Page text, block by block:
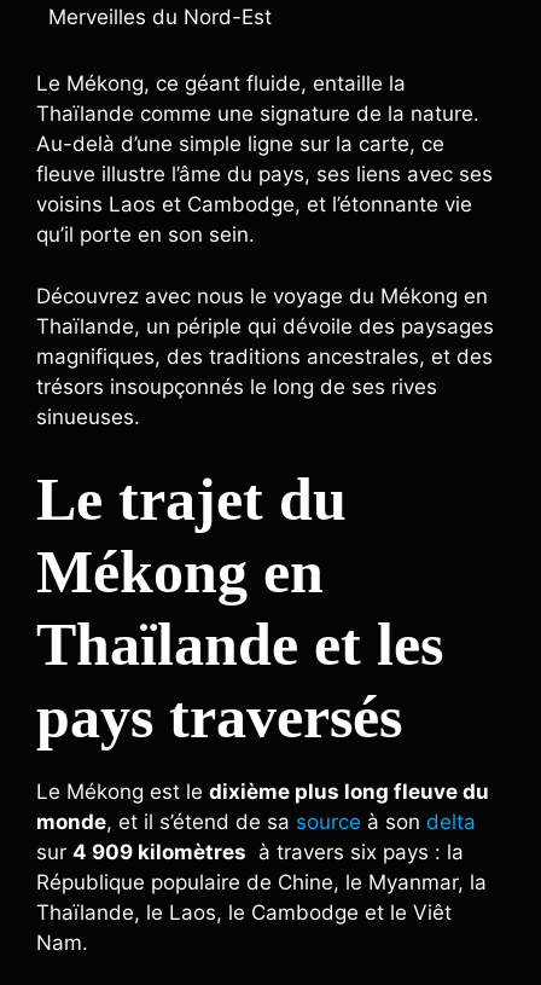
Merveilles du Nord-Est
Le Mékong, ce géant fluide, entaille la
Thaïlande comme une signature de la nature.
Au-delà d’une simple ligne sur la carte, ce
fleuve illustre l’âme du pays, ses liens avec ses
voisins Laos et Cambodge, et l’étonnante vie
qu’il porte en son sein.
Découvrez avec nous le voyage du Mékong en
Thaïlande, un périple qui dévoile des paysages
magnifiques, des traditions ancestrales, et des
trésors insoupçonnés le long de ses rives
sinueuses.
Le trajet du
Mékong en
Thaïlande et les
pays traversés
Le Mékong est le dixième plus long fleuve du
monde, et il s’étend de sa source à son delta
sur 4 909 kilomètres à travers six pays : la
République populaire de Chine, le Myanmar, la
Thaïlande, le Laos, le Cambodge et le Viêt
Nam.